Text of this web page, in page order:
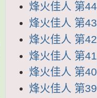
烽火佳人 第
烽火佳人 第
烽火佳人 第
烽火佳人 第
烽火佳人 第
烽火佳人 第